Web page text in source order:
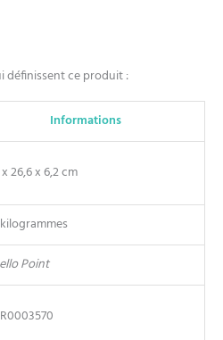
mm - 19 mm - 25 mm - 32 mm
Température réglable de
120°C à 230°C et visible sur
l'écran LCD. Câble rotatif de 3
définissent ce produit :
Informations
26,6 x 6,2 cm
Point